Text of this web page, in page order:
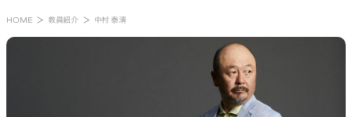
HOME 教員紹介 中村 泰清